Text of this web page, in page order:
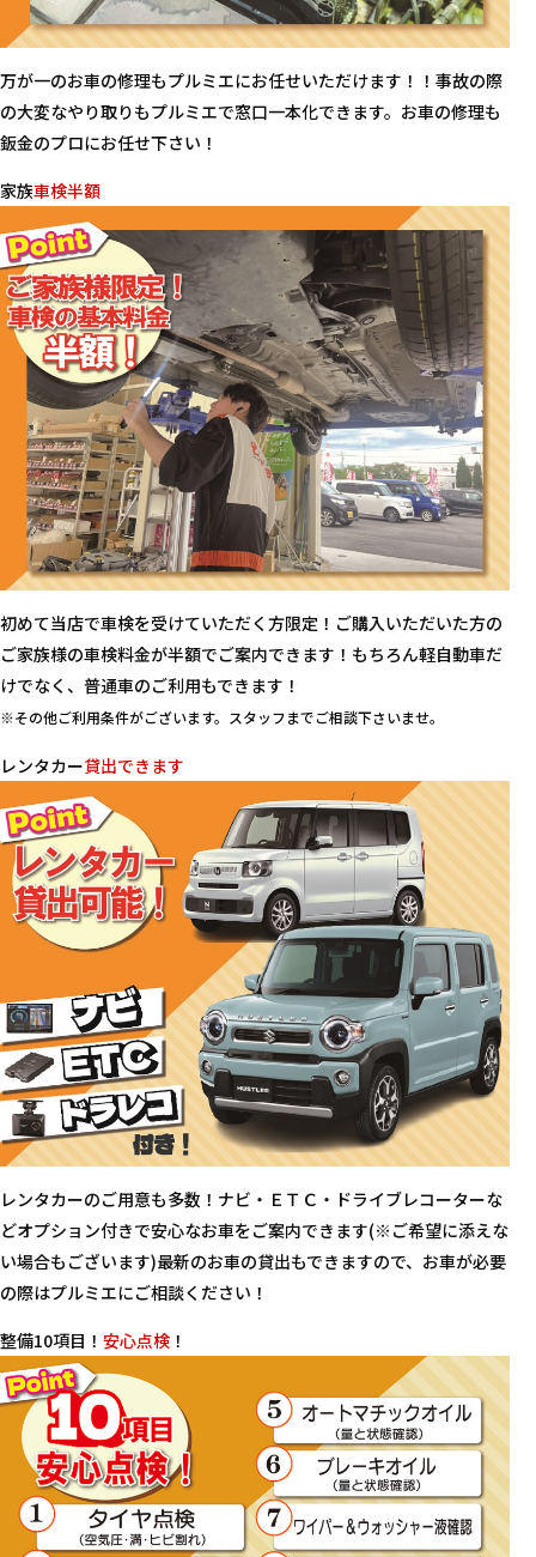
万が一のお車の修理もプルミエにお任せいただけます！！事故の際
の大変なやり取りもプルミエで窓口一本化できます。お車の修理も
鈑金のプロにお任せ下さい！
家族車検半額
初めて当店で車検を受けていただく方限定！ご購入いただいた方の
ご家族様の車検料金が半額でご案内できます！もちろん軽自動車だ
けでなく、普通車のご利用もできます！
※その他ご利用条件がございます。スタッフまでご相談下さいませ。
レンタカー貸出できます
レンタカーのご用意も多数！ナビ・ＥＴＣ・ドライブレコーターな
どオプション付きで安心なお車をご案内できます(※ご希望に添えな
い場合もございます)最新のお車の貸出もできますので、お車が必要
の際はプルミエにご相談ください！
整備10項目！ 安心点検 ！